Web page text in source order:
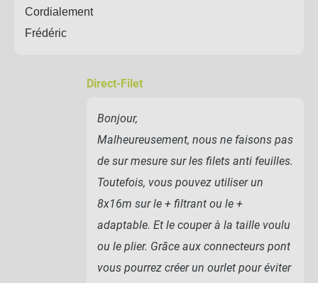
Cordialement
Frédéric
Direct-Filet
Bonjour,
Malheureusement, nous ne faisons pas
de sur mesure sur les filets anti feuilles.
Toutefois, vous pouvez utiliser un
8x16m sur le + filtrant ou le +
adaptable. Et le couper à la taille voulu
ou le plier. Grâce aux connecteurs pont
vous pourrez créer un ourlet pour éviter